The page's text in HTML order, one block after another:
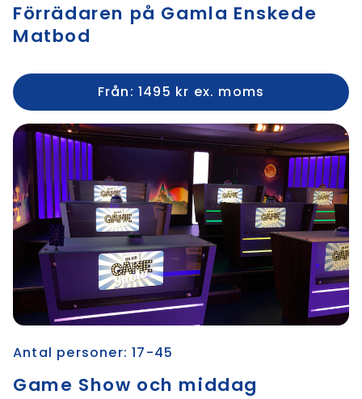
Förrädaren på Gamla Enskede
Matbod
Från: 1495 kr ex. moms
Antal personer: 17-45
Game Show och middag